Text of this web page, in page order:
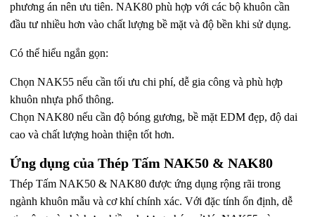
phương án nên ưu tiên. NAK80 phù hợp với các bộ khuôn cần
đầu tư nhiều hơn vào chất lượng bề mặt và độ bền khi sử dụng.
Có thể hiểu ngắn gọn:
Chọn NAK55 nếu cần tối ưu chi phí, dễ gia công và phù hợp
khuôn nhựa phổ thông.
Chọn NAK80 nếu cần độ bóng gương, bề mặt EDM đẹp, độ dai
cao và chất lượng hoàn thiện tốt hơn.
Ứng dụng của Thép Tấm NAK50 & NAK80
Thép Tấm NAK50 & NAK80 được ứng dụng rộng rãi trong
ngành khuôn mẫu và cơ khí chính xác. Với đặc tính ổn định, dễ